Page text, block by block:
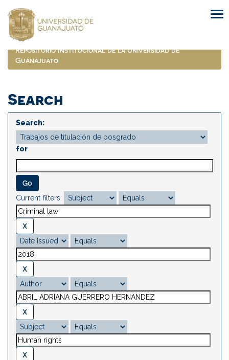
navigation
Repositorio Institucional de la Universidad de
Guanajuato
Search
Search:
for
Current filters: